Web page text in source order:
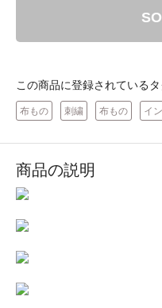
この商品に登録されている
布もの 刺繍 布もの イ
商品の説明